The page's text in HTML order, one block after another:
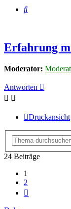
Suche
Erfahrung
Moderator:
Antworten
Druckansicht
24 Beiträge
1
2